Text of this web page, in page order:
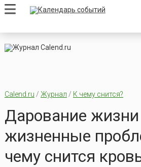
Calend.ru / Журнал / К чему снится?
Дарование
жизненные
чему снится